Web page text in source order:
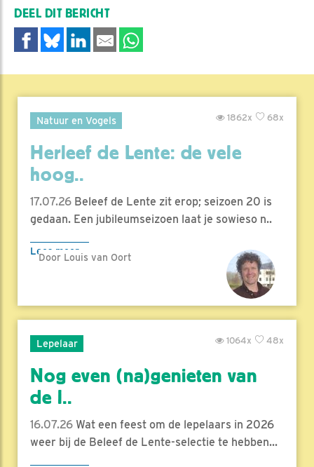
DEEL DIT BERICHT
Natuur en Vogels 68x
1862x
Herleef de Lente: de vele
hoog..
17.07.26 Beleef de Lente zit erop; seizoen 20 is
gedaan. Een jubileumseizoen laat je sowieso n..
Lees meer
Door Louis van Oort
Lepelaar 48x
1064x
Nog even (na)genieten van
de l..
16.07.26 Wat een feest om de lepelaars in 2026
weer bij de Beleef de Lente-selectie te hebben...